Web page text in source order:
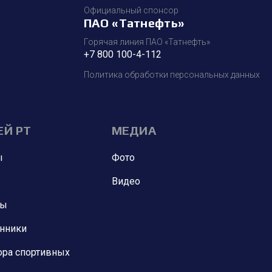
Официальный спонсор
ПАО «Татнефть»
Горячая линия ПАО «Татнефть»
+7 800 100-4-112
Политика обработки персональных данных
РТ
спортивных
МЕДИА
Фото
Видео